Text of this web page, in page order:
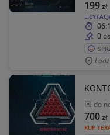
199zł
0
Łódź
do
KUP
700zł